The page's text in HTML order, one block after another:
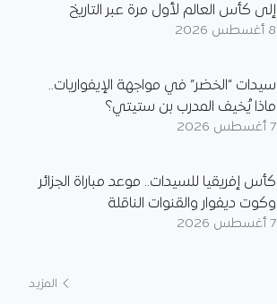
إلى كأس العالم لأول مرة عبر التاريخ
8 أغسطس 2026
سيدات “الخضر” في مواجهة الإيفواريات..
ماذا يُخيف المدرب بن ستيتي؟
7 أغسطس 2026
كأس إفريقيا للسيدات.. موعد مباراة الجزائر
وكوت ديفوار والقنوات الناقلة
7 أغسطس 2026
المزيد